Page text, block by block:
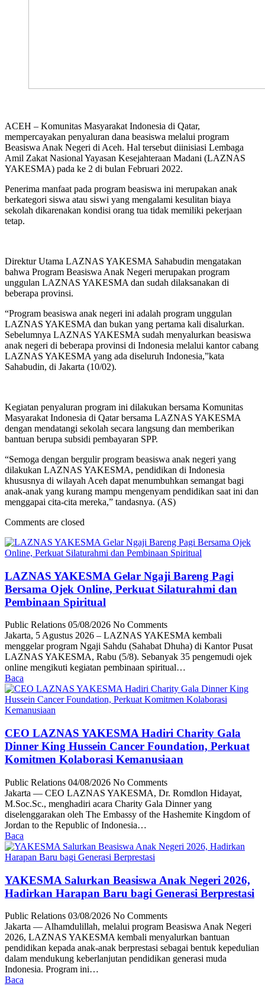
ACEH – Komunitas Masyarakat Indonesia di Qatar,
mempercayakan penyaluran dana beasiswa melalui program
Beasiswa Anak Negeri di Aceh. Hal tersebut diinisiasi Lembaga
Amil Zakat Nasional Yayasan Kesejahteraan Madani (LAZNAS
YAKESMA) pada ke 2 di bulan Februari 2022.
Penerima manfaat pada program beasiswa ini merupakan anak
berkategori siswa atau siswi yang mengalami kesulitan biaya
sekolah dikarenakan kondisi orang tua tidak memiliki pekerjaan
tetap.
Direktur Utama LAZNAS YAKESMA Sahabudin mengatakan
bahwa Program Beasiswa Anak Negeri merupakan program
unggulan LAZNAS YAKESMA dan sudah dilaksanakan di
beberapa provinsi.
“Program beasiswa anak negeri ini adalah program unggulan
LAZNAS YAKESMA dan bukan yang pertama kali disalurkan.
Sebelumnya LAZNAS YAKESMA sudah menyalurkan beasiswa
anak negeri di beberapa provinsi di Indonesia melalui kantor cabang
LAZNAS YAKESMA yang ada diseluruh Indonesia,”kata
Sahabudin, di Jakarta (10/02).
Kegiatan penyaluran program ini dilakukan bersama Komunitas
Masyarakat Indonesia di Qatar bersama LAZNAS YAKESMA
dengan mendatangi sekolah secara langsung dan memberikan
bantuan berupa subsidi pembayaran SPP.
“Semoga dengan bergulir program beasiswa anak negeri yang
dilakukan LAZNAS YAKESMA, pendidikan di Indonesia
khususnya di wilayah Aceh dapat menumbuhkan semangat bagi
anak-anak yang kurang mampu mengenyam pendidikan saat ini dan
menggapai cita-cita mereka,” tandasnya. (AS)
Comments are closed
LAZNAS YAKESMA Gelar Ngaji Bareng Pagi
Bersama Ojek Online, Perkuat Silaturahmi dan
Pembinaan Spiritual
Public Relations 05/08/2026 No Comments
Jakarta, 5 Agustus 2026 – LAZNAS YAKESMA kembali
menggelar program Ngaji Sahdu (Sahabat Dhuha) di Kantor Pusat
LAZNAS YAKESMA, Rabu (5/8). Sebanyak 35 pengemudi ojek
online mengikuti kegiatan pembinaan spiritual…
Baca
CEO LAZNAS YAKESMA Hadiri Charity Gala
Dinner King Hussein Cancer Foundation, Perkuat
Komitmen Kolaborasi Kemanusiaan
Public Relations 04/08/2026 No Comments
Jakarta — CEO LAZNAS YAKESMA, Dr. Romdlon Hidayat,
M.Soc.Sc., menghadiri acara Charity Gala Dinner yang
diselenggarakan oleh The Embassy of the Hashemite Kingdom of
Jordan to the Republic of Indonesia…
Baca
YAKESMA Salurkan Beasiswa Anak Negeri 2026,
Hadirkan Harapan Baru bagi Generasi Berprestasi
Public Relations 03/08/2026 No Comments
Jakarta — Alhamdulillah, melalui program Beasiswa Anak Negeri
2026, LAZNAS YAKESMA kembali menyalurkan bantuan
pendidikan kepada anak-anak berprestasi sebagai bentuk kepedulian
dalam mendukung keberlanjutan pendidikan generasi muda
Indonesia. Program ini…
Baca